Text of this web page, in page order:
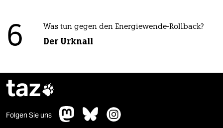
6 Was tun gegen den Energiewende-Rollback?
Der Urknall
taz
Folgen Sie uns